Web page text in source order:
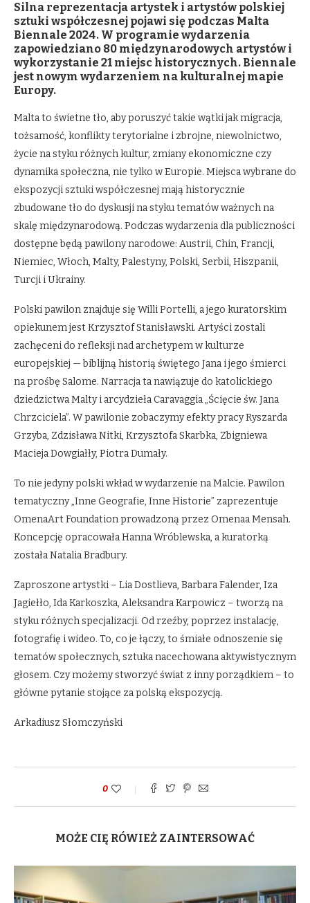
Silna reprezentacja artystek i artystów polskiej
sztuki współczesnej pojawi się podczas Malta
Biennale 2024. W programie wydarzenia
zapowiedziano 80 międzynarodowych artystów i
wykorzystanie 21 miejsc historycznych. Biennale
jest nowym wydarzeniem na kulturalnej mapie
Europy.
Malta to świetne tło, aby poruszyć takie wątki jak migracja,
tożsamość, konflikty terytorialne i zbrojne, niewolnictwo,
życie na styku różnych kultur, zmiany ekonomiczne czy
dynamika społeczna, nie tylko w Europie. Miejsca wybrane do
ekspozycji sztuki współczesnej mają historycznie
zbudowane tło do dyskusji na styku tematów ważnych na
skalę międzynarodową. Podczas wydarzenia dla publiczności
dostępne będą pawilony narodowe: Austrii, Chin, Francji,
Niemiec, Włoch, Malty, Palestyny, Polski, Serbii, Hiszpanii,
Turcji i Ukrainy.
Polski pawilon znajduje się Willi Portelli, a jego kuratorskim
opiekunem jest Krzysztof Stanisławski. Artyści zostali
zachęceni do refleksji nad archetypem w kulturze
europejskiej — biblijną historią świętego Jana i jego śmierci
na prośbę Salome. Narracja ta nawiązuje do katolickiego
dziedzictwa Malty i arcydzieła Caravaggia „Ścięcie św. Jana
Chrzciciela”. W pawilonie zobaczymy efekty pracy Ryszarda
Grzyba, Zdzisława Nitki, Krzysztofa Skarbka, Zbigniewa
Macieja Dowgiałły, Piotra Dumały.
To nie jedyny polski wkład w wydarzenie na Malcie. Pawilon
tematyczny „Inne Geografie, Inne Historie” zaprezentuje
OmenaArt Foundation prowadzoną przez Omenaa Mensah.
Koncepcję opracowała Hanna Wróblewska, a kuratorką
została Natalia Bradbury.
Zaproszone artystki – Lia Dostlieva, Barbara Falender, Iza
Jagiełło, Ida Karkoszka, Aleksandra Karpowicz – tworzą na
styku różnych specjalizacji. Od rzeźby, poprzez instalację,
fotografię i wideo. To, co je łączy, to śmiałe odnoszenie się
tematów społecznych, sztuka nacechowana aktywistycznym
głosem. Czy możemy stworzyć świat z inny porządkiem – to
główne pytanie stojące za polską ekspozycją.
Arkadiusz Słomczyński
0
MOŻE CIĘ RÓWIEŻ ZAINTERSOWAĆ